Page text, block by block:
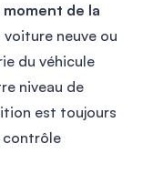
de la
voiture neuve ou
du véhicule
niveau de
est toujours
contrôle